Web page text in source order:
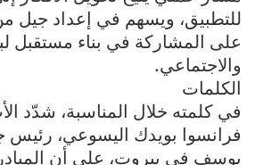
للتطبيق، ويسهم في إعداد جيل
على المشاركة في بناء مستقبل
والاجتماعي.
الكلمات
في كلمته خلال المناسبة، شدّد
فرانسوا بويدك اليسوعي، رئيس
يوسف في بيروت، على أن